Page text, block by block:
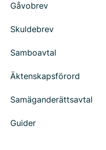
Gåvobrev
Skuldebrev
Samboavtal
Äktenskapsförord
Samäganderättsavtal
Guider